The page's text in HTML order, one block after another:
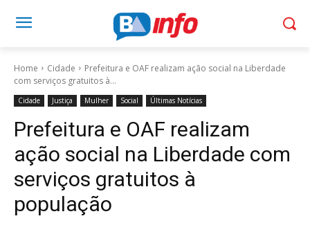
Home Cidade
Prefeitura e OAF realizam ação social na Liberdade
com serviços gratuitos à...
Cidade Justiça Mulher Social Últimas Notícias
Prefeitura e OAF realizam
ação social na Liberdade com
serviços gratuitos à
população